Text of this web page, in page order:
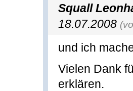
Squall
18.07.2008
und ich
Vielen Dank
erklären.